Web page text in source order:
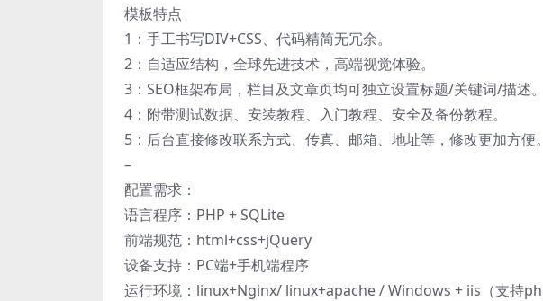
模板特点
1：手工书写DIV+CSS、代码精简无冗余。
2：自适应结构，全球先进技术，高端视觉体验。
3：SEO框架布局，栏目及文章页均可独立设置标题/关键词/描述。
4：附带测试数据、安装教程、入门教程、安全及备份教程。
5：后台直接修改联系方式、传真、邮箱、地址等，修改更加方便。
–
配置需求：
语言程序：PHP + SQLite
前端规范：html+css+jQuery
设备支持：PC端+手机端程序
运行环境：linux+Nginx/ linux+apache / Windows + iis（支持